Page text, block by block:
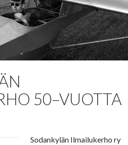
50–VUOTTA
Sodankylän Ilmailukerho ry